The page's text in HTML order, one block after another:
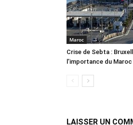
Maroc
Crise de Sebta :
l’importance du Maroc
LAISSER UN